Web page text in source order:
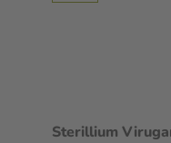
Sterillium